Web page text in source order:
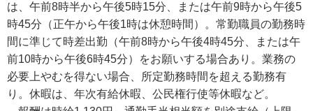
は、午前8時半から午後5時15分、または午前9時から午後5
時45分（正午から午後1時は休憩時間）。常勤職員の勤務時
間に準じて時差出勤（午前8時から午後4時45分、または午
前10時から午後6時45分）をお願いする場合あり。業務の
必要上やむを得ない場合、所定勤務時間を超える勤務有
り。休暇は、年次有給休暇、公民権行使等休暇など。